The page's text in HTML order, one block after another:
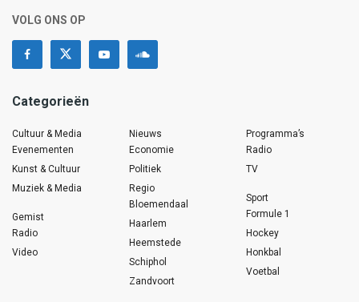
VOLG ONS OP
Categorieën
Cultuur & Media
Evenementen
Kunst & Cultuur
Muziek & Media
Gemist
Radio
Video
Nieuws
Economie
Politiek
Regio
Bloemendaal
Haarlem
Heemstede
Schiphol
Zandvoort
Programma’s
Radio
TV
Sport
Formule 1
Hockey
Honkbal
Voetbal